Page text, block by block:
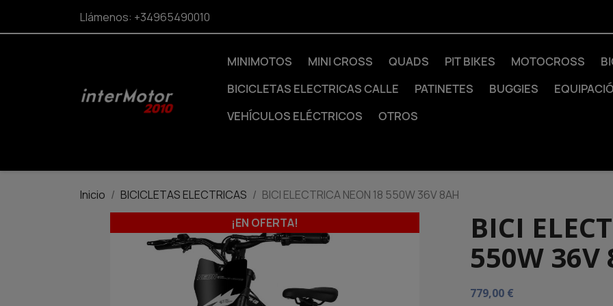
Llámenos: +34965490010
MINIMOTOS MINI CROSS QUADS PIT BIKES MOTOCROSS
BICICLETAS ELECTRICAS CALLE
PATINETES BUGGIES
VEHÍCULOS ELÉCTRICOS
OTROS
Inicio BICICLETAS ELECTRICAS
BICI ELECTRICA NEON 18 550W 36V 8AH
¡EN OFERTA!
BICI
550W 36V
779,00 €